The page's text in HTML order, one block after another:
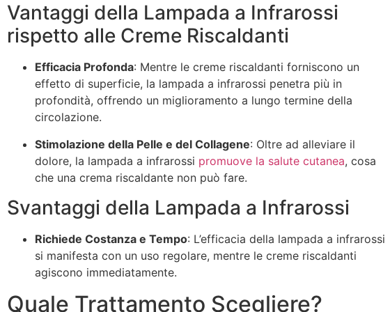
Vantaggi della Lampada a Infrarossi
rispetto alle Creme Riscaldanti
Efficacia Profonda: Mentre le creme riscaldanti forniscono un
effetto di superficie, la lampada a infrarossi penetra più in
profondità, offrendo un miglioramento a lungo termine della
circolazione.
Stimolazione della Pelle e del Collagene: Oltre ad alleviare il
dolore, la lampada a infrarossi promuove la salute cutanea, cosa
che una crema riscaldante non può fare.
Svantaggi della Lampada a Infrarossi
Richiede Costanza e Tempo: L’efficacia della lampada a infrarossi
si manifesta con un uso regolare, mentre le creme riscaldanti
agiscono immediatamente.
Quale Trattamento Scegliere?